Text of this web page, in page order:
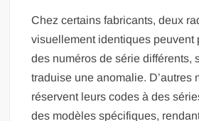
Chez certains fabricants, deux
visuellement identiques peuvent
des numéros de série différents,
traduise une anomalie. D’autres
réservent leurs codes à des
des modèles spécifiques,